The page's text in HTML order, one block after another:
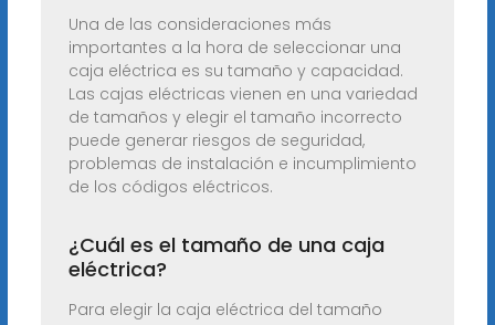
Una de las consideraciones más
importantes a la hora de seleccionar una
caja eléctrica es su tamaño y capacidad.
Las cajas eléctricas vienen en una variedad
de tamaños y elegir el tamaño incorrecto
puede generar riesgos de seguridad,
problemas de instalación e incumplimiento
de los códigos eléctricos.
¿Cuál es el tamaño de una caja
eléctrica?
Para elegir la caja eléctrica del tamaño